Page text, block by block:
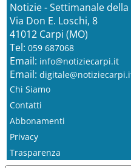
Notizie - Settimanale della
Via Don E. Loschi, 8
41012 Carpi (MO)
Tel: 059 687068
Email: info@notiziecarpi.it
Email:
Chi Siamo
Contatti
Abbonamenti
Privacy
Trasparenza